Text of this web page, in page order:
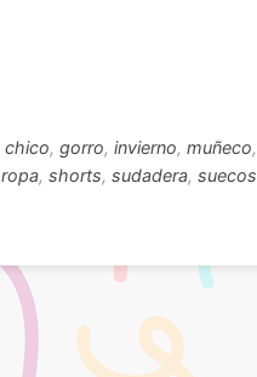
chico, gorro, invierno, muñeco,
ropa, shorts, sudadera, suecos